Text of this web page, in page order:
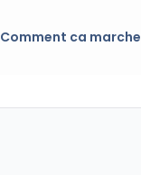
Comment ca marche